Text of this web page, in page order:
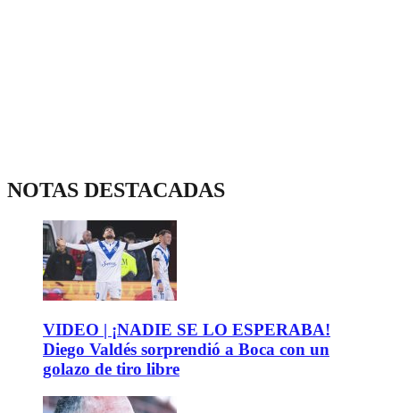
NOTAS DESTACADAS
VIDEO | ¡NADIE SE LO ESPERABA!
Diego Valdés sorprendió a Boca con un
golazo de tiro libre